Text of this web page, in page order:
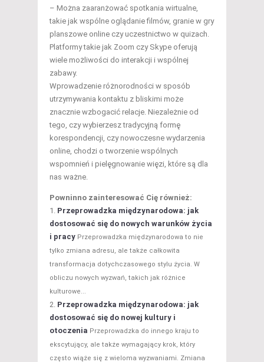
– Można zaaranżować spotkania wirtualne,
takie jak wspólne oglądanie filmów, granie w gry
planszowe online czy uczestnictwo w quizach.
Platformy takie jak Zoom czy Skype oferują
wiele możliwości do interakcji i wspólnej
zabawy.
Wprowadzenie różnorodności w sposób
utrzymywania kontaktu z bliskimi może
znacznie wzbogacić relacje. Niezależnie od
tego, czy wybierzesz tradycyjną formę
korespondencji, czy nowoczesne wydarzenia
online, chodzi o tworzenie wspólnych
wspomnień i pielęgnowanie więzi, które są dla
nas ważne.
Powninno zainteresować Cię również:
Przeprowadzka międzynarodowa: jak
dostosować się do nowych warunków życia
i pracy Przeprowadzka międzynarodowa to nie
tylko zmiana adresu, ale także całkowita
transformacja dotychczasowego stylu życia. W
obliczu nowych wyzwań, takich jak różnice
kulturowe...
Przeprowadzka międzynarodowa: jak
dostosować się do nowej kultury i
otoczenia Przeprowadzka do innego kraju to
ekscytujący, ale także wymagający krok, który
często wiąże się z wieloma wyzwaniami. Zmiana